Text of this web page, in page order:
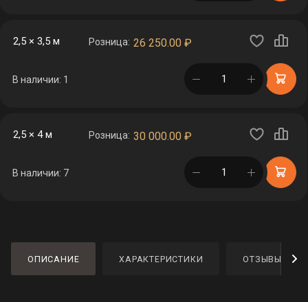
2,5 × 3,5 м Розница: 26 250.00 ₽
В наличии: 1 в корзине
2,5 × 4 м Розница: 30 000.00 ₽
В наличии: 7 в корзине
ОПИСАНИЕ ХАРАКТЕРИСТИКИ ОТЗЫВЫ